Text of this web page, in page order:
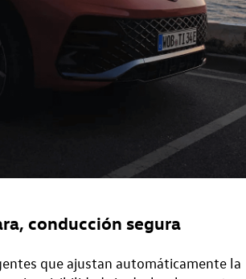
conducción segura
que ajustan automáticamente la